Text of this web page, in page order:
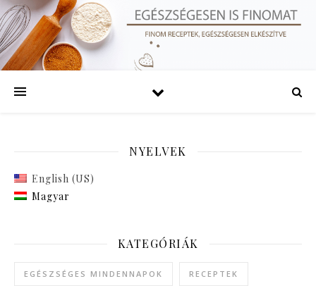
NYELVEK
English (US)
Magyar
KATEGÓRIÁK
EGÉSZSÉGES MINDENNAPOK RECEPTEK